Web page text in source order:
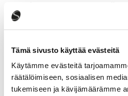
Tämä sivusto käyttää evästeitä
Käytämme evästeitä
räätälöimiseen, sosiaalisen
tukemiseen ja kävijämäärämme
yrityksesi
Yhteystiedot